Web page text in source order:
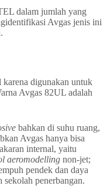
dalam jumlah yang
Avgas jenis ini
karena digunakan untuk
Avgas 82UL adalah
bahkan di suhu ruang,
Avgas hanya bisa
internal, yaitu
aeromodelling non-jet;
pendek dan daya
penerbangan.